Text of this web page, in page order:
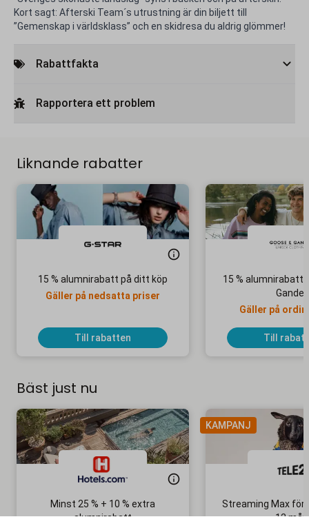
Kort sagt: Afterski Team´s utrustning är din biljett till
”Gemenskap i världsklass” och en skidresa du aldrig glömmer!
Rabattfakta
Rapportera ett problem
Liknande rabatter
15 % alumnirabatt på ditt köp
Gäller på nedsatta priser
Till rabatten
15 % alumnirabatt
Gander
Gäller på
Till
Bäst just nu
Minst 25 % + 10 % extra
alumnirabatt
KAMPANJ
Streaming Max för
12 mån